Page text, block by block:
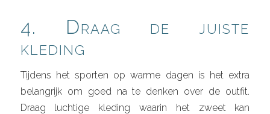
4. Draag de juiste
kleding
Tijdens het sporten op warme dagen is het extra
belangrijk om goed na te denken over de outfit.
Draag luchtige kleding waarin het zweet kan